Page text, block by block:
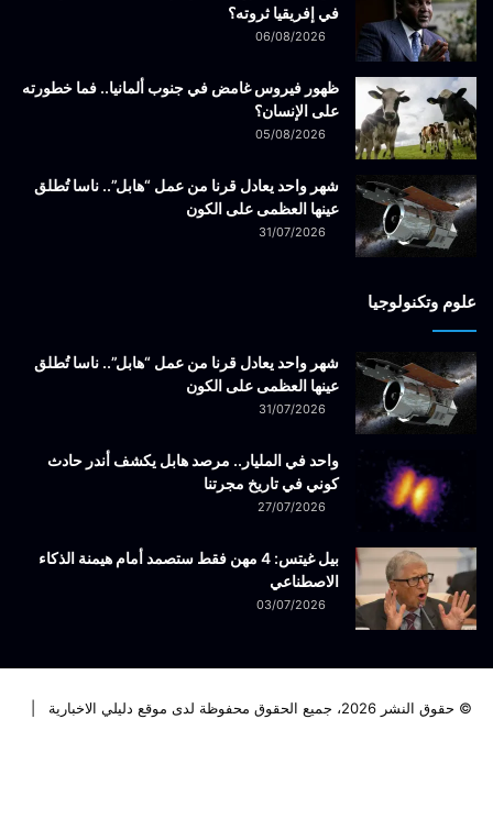
في إفريقيا ثروته؟
06/08/2026
ظهور فيروس غامض في جنوب ألمانيا.. فما خطورته
على الإنسان؟
05/08/2026
شهر واحد يعادل قرنا من عمل “هابل”.. ناسا تُطلق
عينها العظمى على الكون
31/07/2026
علوم وتكنولوجيا
شهر واحد يعادل قرنا من عمل “هابل”.. ناسا تُطلق
عينها العظمى على الكون
31/07/2026
واحد في المليار.. مرصد هابل يكشف أندر حادث
كوني في تاريخ مجرتنا
27/07/2026
بيل غيتس: 4 مهن فقط ستصمد أمام هيمنة الذكاء
الاصطناعي
03/07/2026
© حقوق النشر 2026، جميع الحقوق محفوظة لدى موقع دليلي الاخبارية |